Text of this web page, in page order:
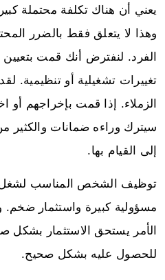
يعني أن هناك تكلفة محتملة
وهذا لا يتعلق فقط بالضرر
الفرد. لنفترض أنك قمت
تغييرات تشغيلية أو تنظيمية.
الزملاء. إذا قمت بإخراجهم أو
سيترك وراءه ضمانات والكثير
إلى القيام بها.
توظيف الشخص المناسب
مسؤولية كبيرة واستثمار ضخم.
الأمر يستحق الاستثمار بشكل
للحصول عليه بشكل صحيح.